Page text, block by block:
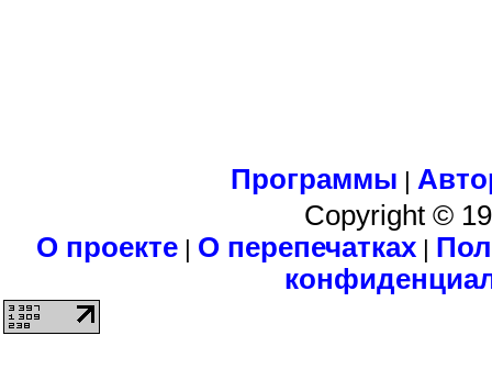
Программы |
Copyright ©
О проекте| О перепечатках|